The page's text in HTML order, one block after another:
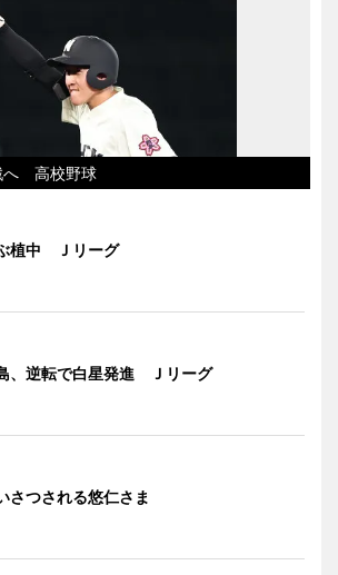
へ 高校野球
植中 Ｊリーグ
、逆転で白星発進 Ｊリーグ
さつされる悠仁さま